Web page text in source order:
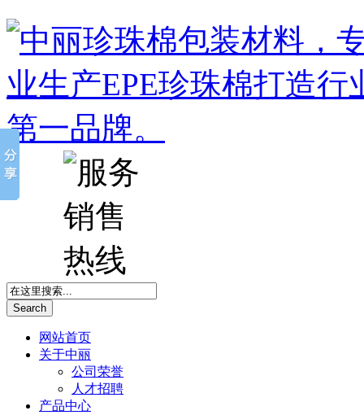
Search
网站首页
关于中丽
公司荣誉
人才招聘
产品中心